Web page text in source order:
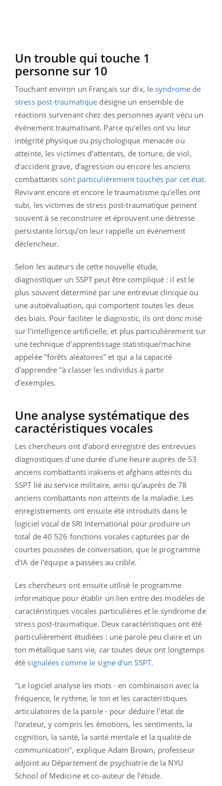
Un trouble qui touche 1
personne sur 10
Touchant environ un Français sur dix, le syndrome de
stress post-traumatique désigne un ensemble de
réactions survenant chez des personnes ayant vécu un
événement traumatisant. Parce qu’elles ont vu leur
intégrité physique ou psychologique menacée ou
atteinte, les victimes d’attentats, de torture, de viol,
d’accident grave, d’agression ou encore les anciens
combattants sont particulièrement touchés par cet état.
Revivant encore et encore le traumatisme qu’elles ont
subi, les victimes de stress post-traumatique peinent
souvent à se reconstruire et éprouvent une détresse
persistante lorsqu’on leur rappelle un événement
déclencheur.
Selon les auteurs de cette nouvelle étude,
diagnostiquer un SSPT peut être compliqué : il est le
plus souvent déterminé par une entrevue clinique ou
une autoévaluation, qui comportent toutes les deux
des biais. Pour faciliter le diagnostic, ils ont donc misé
sur l’intelligence artificielle, et plus particulièrement sur
une technique d'apprentissage statistique/machine
appelée "forêts aléatoires" et qui a la capacité
d'apprendre "à classer les individus à partir
d'exemples.
Une analyse systématique des
caractéristiques vocales
Les chercheurs ont d'abord enregistré des entrevues
diagnostiques d'une durée d'une heure auprès de 53
anciens combattants irakiens et afghans atteints du
SSPT lié au service militaire, ainsi qu'auprès de 78
anciens combattants non atteints de la maladie. Les
enregistrements ont ensuite été introduits dans le
logiciel vocal de SRI International pour produire un
total de 40 526 fonctions vocales capturées par de
courtes poussées de conversation, que le programme
d'IA de l'équipe a passées au crible.
Les chercheurs ont ensuite utilisé le programme
informatique pour établir un lien entre des modèles de
caractéristiques vocales particulières et le syndrome de
stress post-traumatique. Deux caractéristiques ont été
particulièrement étudiées : une parole peu claire et un
ton métallique sans vie, car toutes deux ont longtemps
été signalées comme le signe d’un SSPT.
"Le logiciel analyse les mots - en combinaison avec la
fréquence, le rythme, le ton et les caractéristiques
articulatoires de la parole - pour déduire l'état de
l'orateur, y compris les émotions, les sentiments, la
cognition, la santé, la santé mentale et la qualité de
communication", explique Adam Brown, professeur
adjoint au Département de psychiatrie de la NYU
School of Medicine et co-auteur de l’étude.